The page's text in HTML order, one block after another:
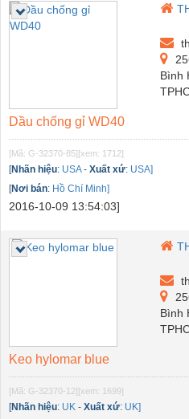
Bình
Dầu chống gỉ WD40
[Mã: G-32370-85][xem: 1712]
[Nhãn hiệu: USA- Xuất xứ: USA]
[Nơi bán: Hồ Chí Minh]
2016-10-09 13:54:03]
Bình
Keo hylomar blue
[Mã: G-32370-12][xem: 1699]
[Nhãn hiệu: UK - Xuất xứ: UK]